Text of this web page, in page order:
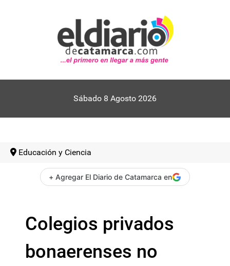
Sábado 8 Agosto 2026
Educación y Ciencia
+ Agregar El Diario de Catamarca en
Colegios privados
bonaerenses no